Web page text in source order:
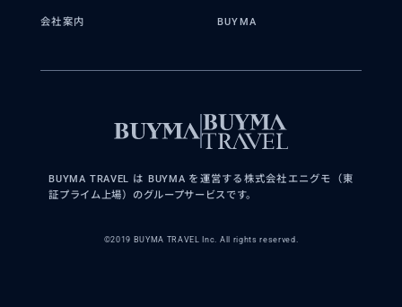
会社案内 BUYMA
BUYMA TRAVEL は BUYMA を運営する株式会社エニグモ（東
証プライム上場）のグループサービスです。
©2019 BUYMA TRAVEL Inc. All rights reserved.